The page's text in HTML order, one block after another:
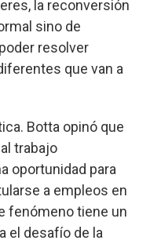
la reconversión
sino de
resolver
que van a
Botta opinó que
trabajo
oportunidad para
a empleos en
fenómeno tiene un
el desafío de la